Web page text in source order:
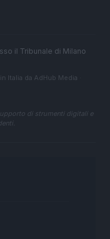
il Tribunale di Milano
Italia da AdHub Media
di strumenti digitali e